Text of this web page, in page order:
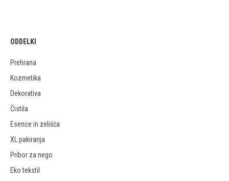
ODDELKI
Prehrana
Kozmetika
Dekorativa
Čistila
Esence in zelišča
XL pakiranja
Pribor za nego
Eko tekstil